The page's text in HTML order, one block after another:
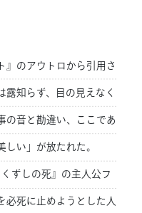
』のアウトロから引用さ
露知らず、目の見えなく
の音と勘違い、ここであ
しい」が放たれた。
ずしの死』の主人公フ
必死に止めようとした人